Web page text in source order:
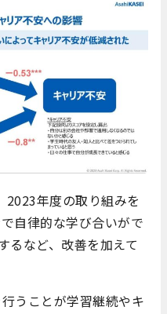
年度の取り組みを
自律的な学び合いがで
るなど、改善を加えて
うことが学習継続やキ